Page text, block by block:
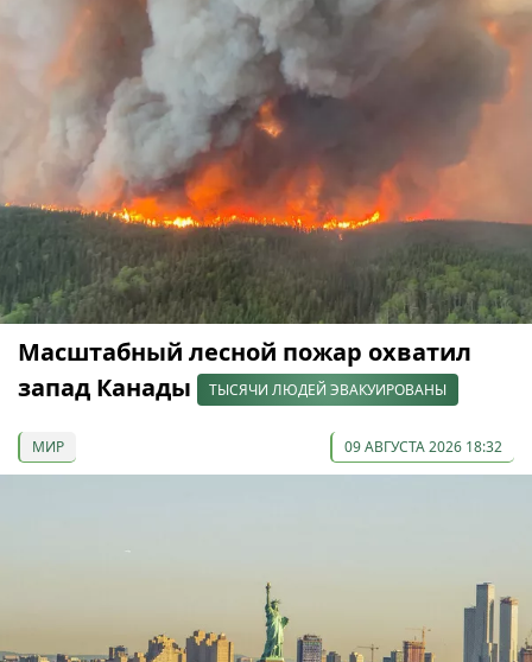
Масштабный лесной пожар охватил
запад Канады
ТЫСЯЧИ ЛЮДЕЙ ЭВАКУИРОВАНЫ
МИР 09 АВГУСТА 2026 18:32